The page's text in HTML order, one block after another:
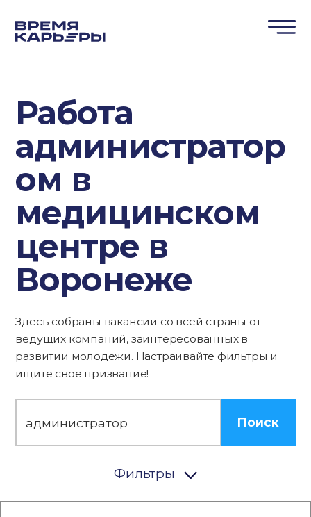
Работа
администратор
ом в
медицинском
центре в
Воронеже
Здесь собраны вакансии со всей страны от
ведущих компаний, заинтересованных в
развитии молодежи. Настраивайте фильтры и
ищите свое призвание!
Поиск
Фильтры